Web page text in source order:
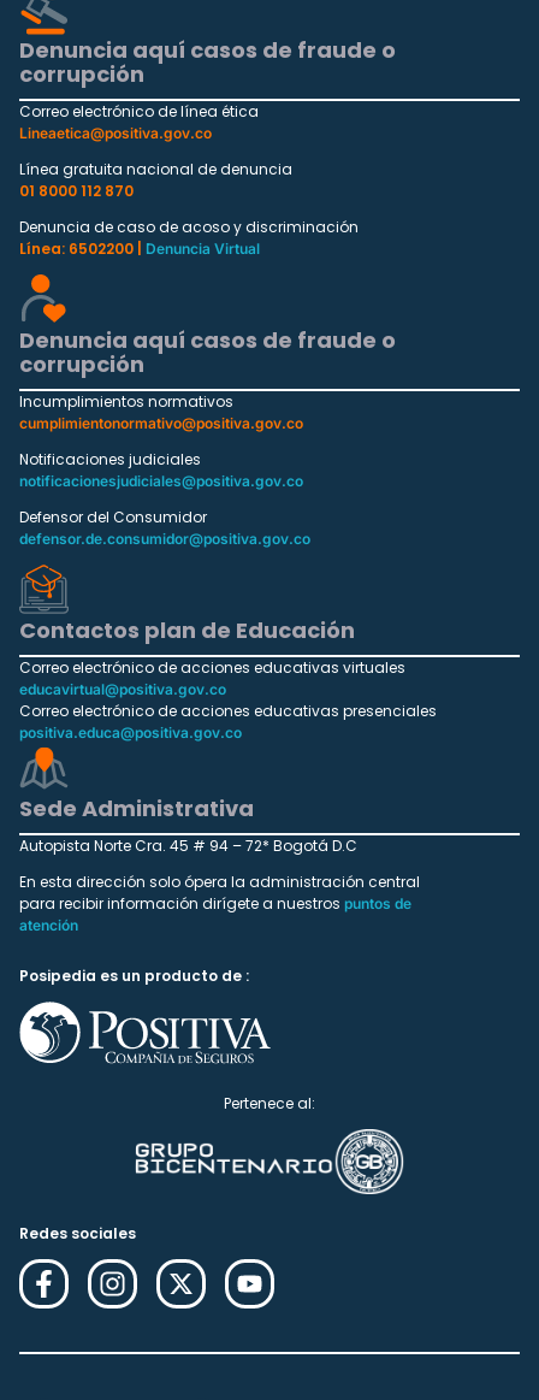
Denuncia aquí casos de fraude o
corrupción
Correo electrónico de línea ética
Lineaetica@positiva.gov.co
Línea gratuita nacional de denuncia
01 8000 112 870
Denuncia de caso de acoso y discriminación
Línea: 6502200 |
Denuncia Virtual
Denuncia aquí casos de fraude o
corrupción
Incumplimientos normativos
cumplimientonormativo@positiva.gov.co
Notificaciones judiciales
notificacionesjudiciales@positiva.gov.co
Defensor del Consumidor
defensor.de.consumidor@positiva.gov.co
Contactos plan de Educación
Correo electrónico de acciones educativas virtuales
educavirtual@positiva.gov.co
Correo electrónico de acciones educativas presenciales
positiva.educa@positiva.gov.co
Sede Administrativa
Autopista Norte Cra. 45 # 94 – 72* Bogotá D.C
En esta dirección solo ópera la administración central
para recibir información dirígete a nuestros puntos de
atención
Posipedia es un producto de :
Pertenece al:
Redes sociales